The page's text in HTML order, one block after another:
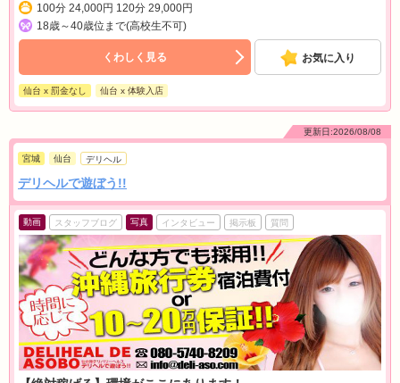
100分 24,000円 120分 29,000円
18歳～40歳位まで(高校生不可)
くわしく見る お気に入り
仙台 x 罰金なし 仙台 x 体験入店
更新日:2026/08/08
宮城 仙台 デリヘル
デリヘルで遊ぼう!!
動画 スタッフブログ 写真 インタビュー 掲示板 質問